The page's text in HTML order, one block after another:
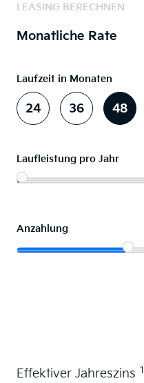
LEASING BERECHNEN
Monatliche Rate
Laufzeit in Monaten
24 36 48
Laufleistung pro Jahr
Anzahlung
Effektiver Jahreszins 1